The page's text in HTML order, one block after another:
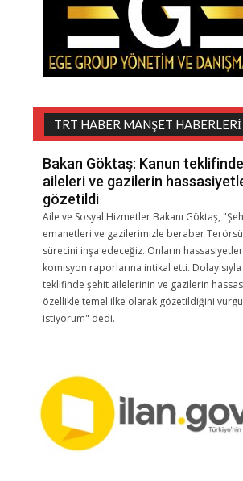
TRT HABER MANŞET HABERLERI
Bakan Göktaş: Kanun
aileleri ve gazilerin
gözetildi
Aile ve Sosyal Hizmetler Bakanı Göktaş,
emanetleri ve gazilerimizle beraber
sürecini inşa edeceğiz. Onların
komisyon raporlarına intikal etti.
teklifinde şehit ailelerinin ve gazilerin
özellikle temel ilke olarak gözetildiğini
istiyorum" dedi.